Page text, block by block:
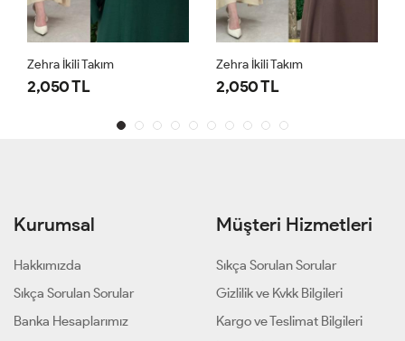
Zehra İkili Takım
2,050 TL
Zehra İkili Takım
2,050 TL
Kurumsal
Hakkımızda
Sıkça Sorulan Sorular
Banka Hesaplarımız
Müşteri Hizmetleri
Sıkça Sorulan Sorular
Gizlilik ve Kvkk Bilgileri
Kargo ve Teslimat Bilgileri